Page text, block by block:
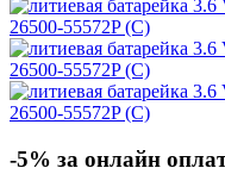
-5% за онлайн